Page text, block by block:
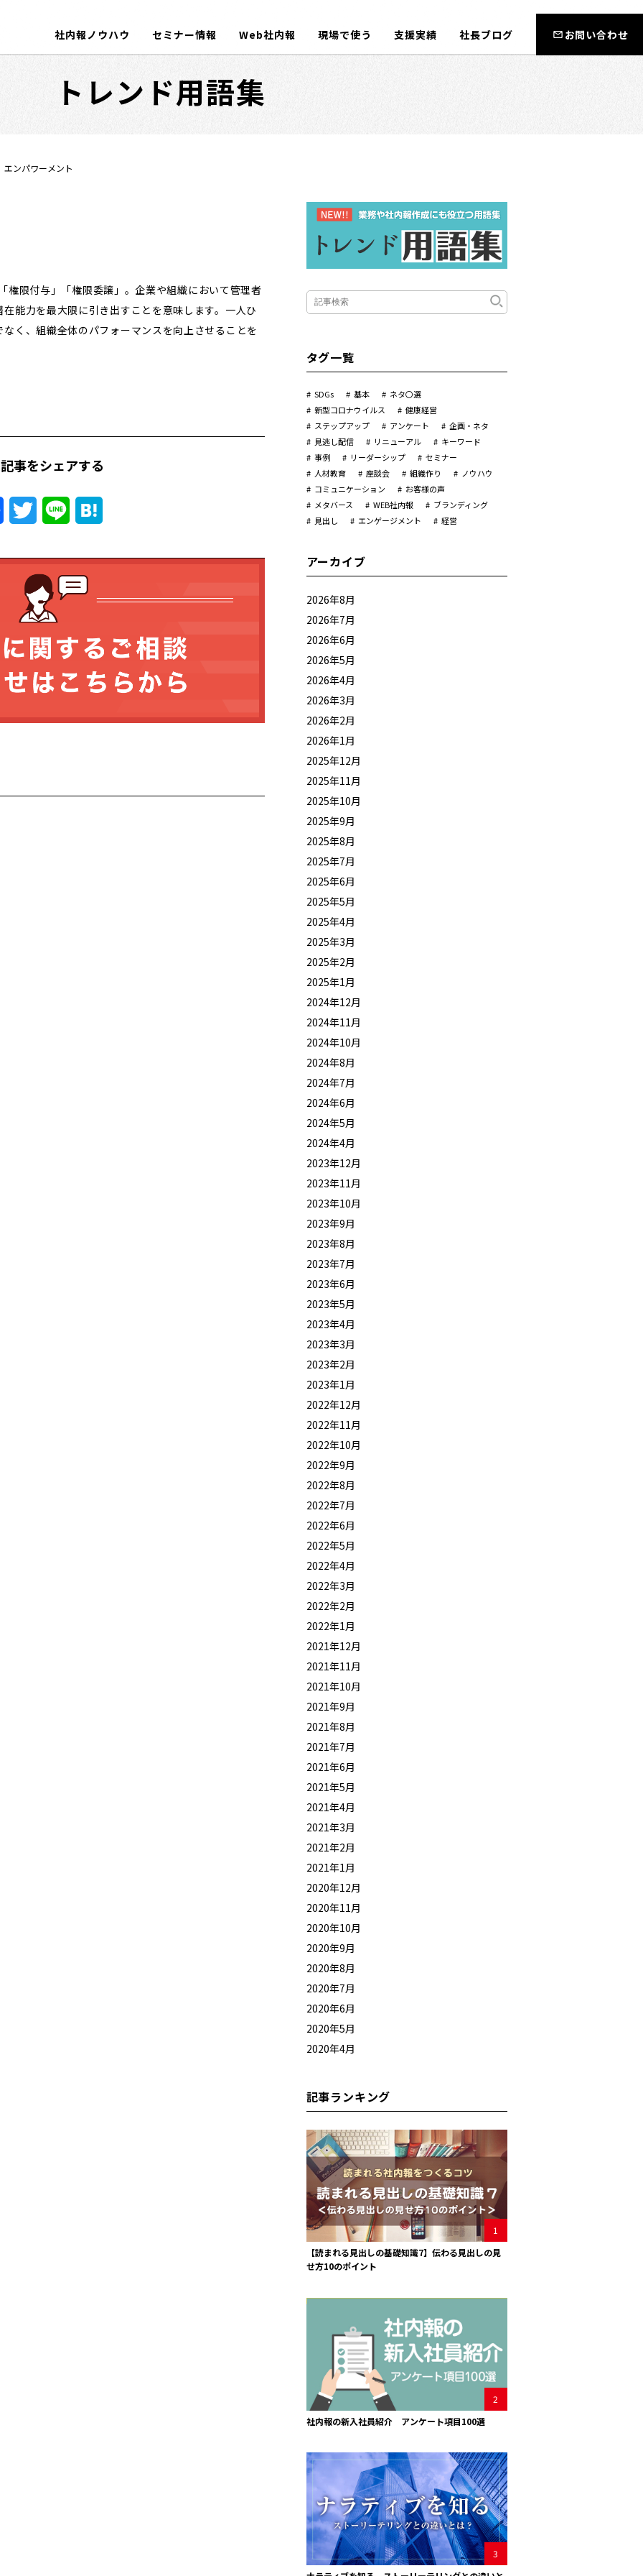
社内報ノウハウ セミナー情報 Web社内報 現場で使う 支援実績 社長ブログ お問い合わせ
トレンド用語集
エンパワーメント
限付与」「権限委譲」。企業や組織において管理者
能力を最大限に引き出すことを意味します。一人ひ
く、組織全体のパフォーマンスを向上させることを
事をシェアする
FacebookTwitter Line
タグ一覧
SDGs 基本
ネタ〇選
新型コロナウイルス
健康経営
ステップアップ
アンケート
企画・ネタ
見逃し配信
リニューアル
キーワード
事例
リーダーシップ
セミナー
人材教育
座談会 組織作り
ノウハウ
コミュニケーション
お客様の声
メタバース
WEB社内報
ブランディング
見出し
エンゲージメント 経営
アーカイブ
2026年8月
2026年7月
2026年6月
2026年5月
2026年4月
2026年3月
2026年2月
2026年1月
2025年12月
2025年11月
2025年10月
2025年9月
2025年8月
2025年7月
2025年6月
2025年5月
2025年4月
2025年3月
2025年2月
2025年1月
2024年12月
2024年11月
2024年10月
2024年8月
2024年7月
2024年6月
2024年5月
2024年4月
2023年12月
2023年11月
2023年10月
2023年9月
2023年8月
2023年7月
2023年6月
2023年5月
2023年4月
2023年3月
2023年2月
2023年1月
2022年12月
2022年11月
2022年10月
2022年9月
2022年8月
2022年7月
2022年6月
2022年5月
2022年4月
2022年3月
2022年2月
2022年1月
2021年12月
2021年11月
2021年10月
2021年9月
2021年8月
2021年7月
2021年6月
2021年5月
2021年4月
2021年3月
2021年2月
2021年1月
2020年12月
2020年11月
2020年10月
2020年9月
2020年8月
2020年7月
2020年6月
2020年5月
2020年4月
記事ランキング
1
【読まれる見出しの基礎知識7】伝わる見出しの見
せ方10のポイント
2
社内報の新入社員紹介 アンケート項目100選
3